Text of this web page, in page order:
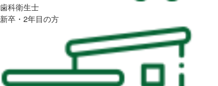
歯科衛生士
新卒・2年目の方